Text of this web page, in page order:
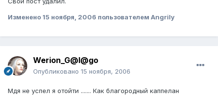
Изменено 15 ноября, 2006 пользователем Angrily
Werion_G@l@go
Опубликовано 15 ноября, 2006
Мдя не успел я отойти ....... Как благородный каппелан